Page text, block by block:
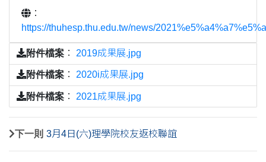
：
https://thuhesp.thu.edu.tw/news/
附件檔案 ： 2019成果展.jpg
附件檔案 ： 2020i成果展.jpg
附件檔案 ： 2021成果展.jpg
下一則 3月4日(六)理學院校友返校聯誼